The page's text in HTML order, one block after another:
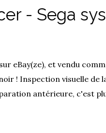
- Sega
eBay(ze), et vendu
! Inspection visuelle de
antérieure, c'est